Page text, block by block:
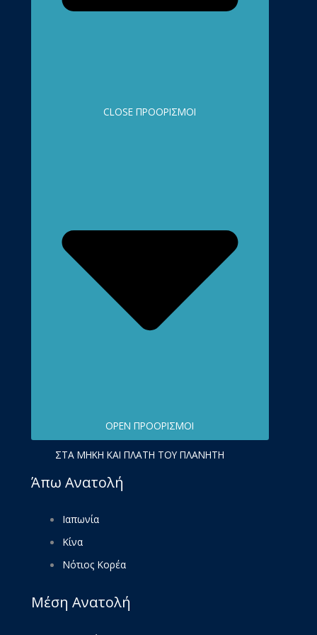
CLOSE ΠΡΟΟΡΙΣΜΟΊ
OPEN ΠΡΟΟΡΙΣΜΟΊ
ΣΤΑ ΜΉΚΗ ΚΑΙ ΠΛΆΤΗ ΤΟΥ ΠΛΑΝΉΤΗ
Άπω Ανατολή
Ιαπωνία
Κίνα
Νότιος Κορέα
Μέση Ανατολή